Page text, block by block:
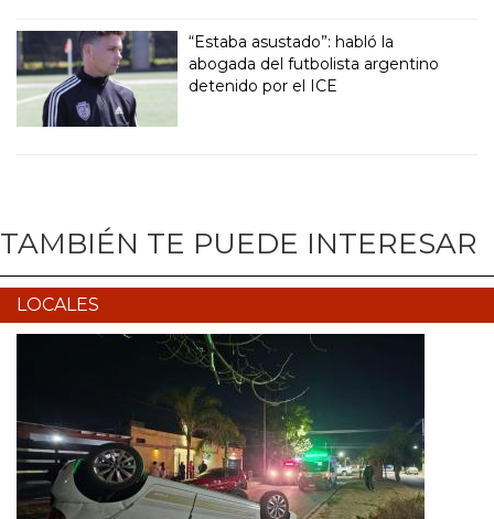
“Estaba asustado”: habló la
abogada del futbolista argentino
detenido por el ICE
TAMBIÉN TE PUEDE INTERESAR
LOCALES